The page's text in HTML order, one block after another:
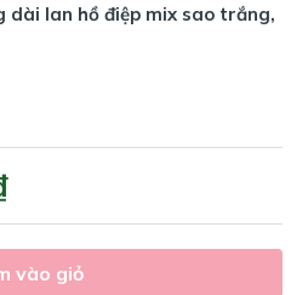
dài lan hồ điệp mix sao trắng,
vào giỏ